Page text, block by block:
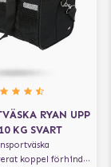
RYAN UPP
KG SVART
förhindrar att hunden hoppar ur